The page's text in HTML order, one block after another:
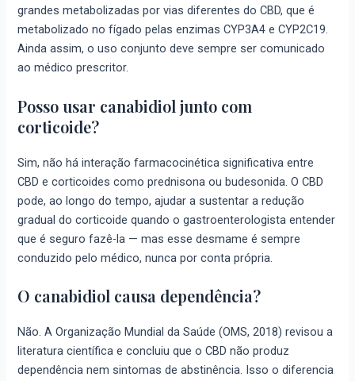
grandes metabolizadas por vias diferentes do CBD, que é
metabolizado no fígado pelas enzimas CYP3A4 e CYP2C19.
Ainda assim, o uso conjunto deve sempre ser comunicado
ao médico prescritor.
Posso usar canabidiol junto com
corticoide?
Sim, não há interação farmacocinética significativa entre
CBD e corticoides como prednisona ou budesonida. O CBD
pode, ao longo do tempo, ajudar a sustentar a redução
gradual do corticoide quando o gastroenterologista entender
que é seguro fazê-la — mas esse desmame é sempre
conduzido pelo médico, nunca por conta própria.
O canabidiol causa dependência?
Não. A Organização Mundial da Saúde (OMS, 2018) revisou a
literatura científica e concluiu que o CBD não produz
dependência nem sintomas de abstinência. Isso o diferencia